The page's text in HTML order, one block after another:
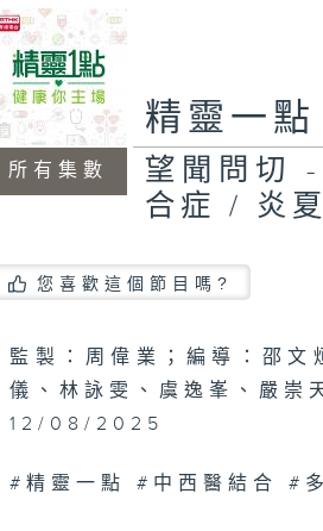
所有集數
精靈一點
望聞問切
合症 / 炎
您喜歡這個節目嗎?
監製：周偉業；編導：邵文
儀、林詠雯、虞逸峯、嚴崇
12/08/2025
#精靈一點 #中西醫結合 #